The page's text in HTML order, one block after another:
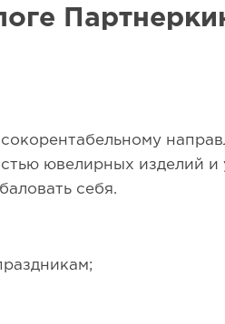
ювелирных изделий
себя.